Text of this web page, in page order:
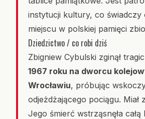
instytucji kultury, co świadczy
miejscu w polskiej pamięci
Dziedzictwo / co robi dziś
Zbigniew Cybulski zginął
1967 roku na dworcu
Wrocławiu, próbując
odjeżdżającego pociągu. Miał
Jego śmierć wstrząsnęła